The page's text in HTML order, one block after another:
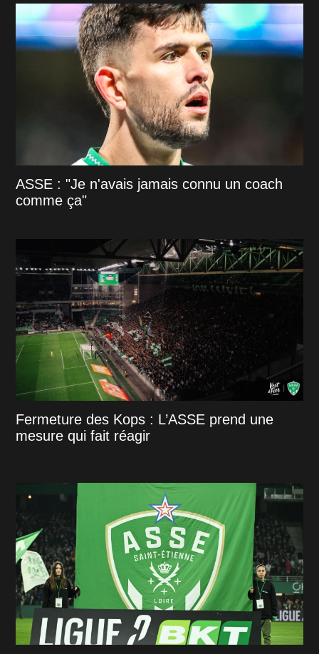
ASSE : "Je n'avais jamais connu un coach
comme ça"
Fermeture des Kops : L’ASSE prend une
mesure qui fait réagir